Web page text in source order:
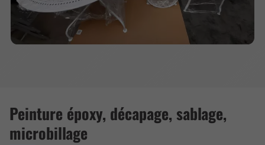
Peinture époxy, décapage, sablage,
microbillage